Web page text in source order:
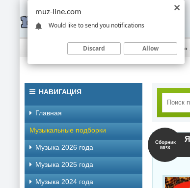
Скачать музыку торрентом Музыка 2022 года »
Сборник
MP3
НАВИГАЦИЯ
Главная
Музыкальные подборки
Музыка 2026 года
Музыка 2025 года
Музыка 2024 года
muz-line.com
Would like to send you notifications
Discard Allow